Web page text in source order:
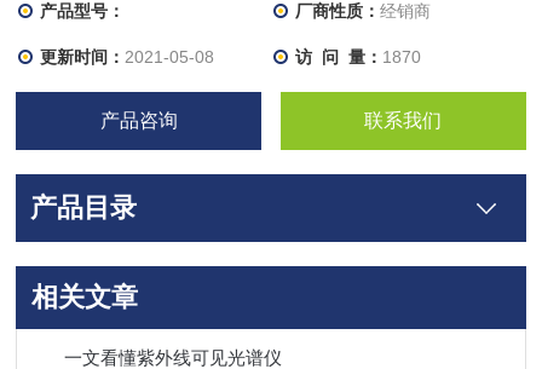
产品型号：
厂商性质： 经销商
更新时间： 2021-05-08 访 问 量： 1870
产品咨询 联系我们
产品目录
相关文章
一文看懂紫外线可见光谱仪